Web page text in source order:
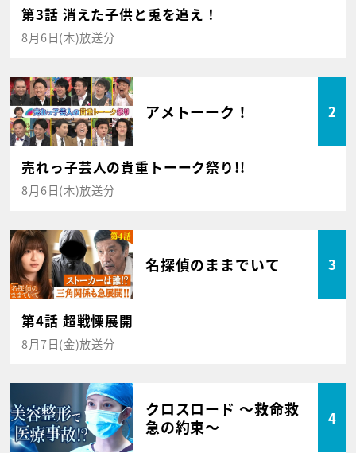
第3話 消えた子供と兎を追え！
8月6日(木)放送分
アメトーーク！ 2
売れっ子芸人の貴重トーーク祭り!!
8月6日(木)放送分
名探偵のままでいて 3
第4話 超戦慄展開
8月7日(金)放送分
クロスロード ～救命救
急の約束～
4